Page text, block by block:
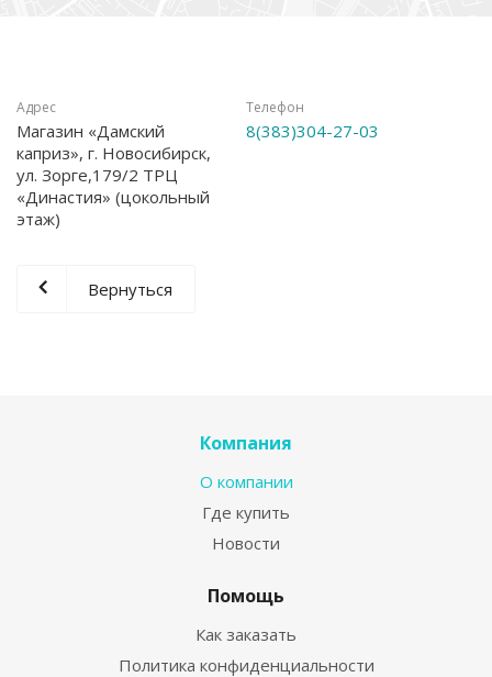
Адрес
Магазин «Дамский
каприз», г. Новосибирск,
ул. Зорге,179/2 ТРЦ
«Династия» (цокольный
этаж)
Телефон
8(383)304-27-03
Вернуться
Компания
О компании
Где купить
Новости
Помощь
Как заказать
Политика конфиденциальности